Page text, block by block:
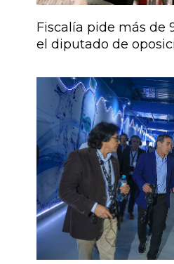
Fiscalía pide más de
el diputado de